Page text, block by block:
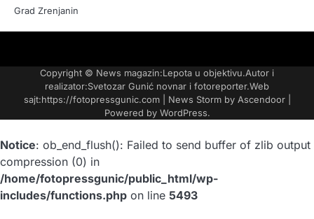
Grad Zrenjanin
VESTI
REKLAME
NAMA
Copyright © News magazin:Lepota u objektivu.Autor i
realizator:Svetozar Gunić novnar i fotoreporter.Web
sajt:https://fotopressgunic.com | News Storm by Ascendoor|
Powered by WordPress.
Notice: ob_end_flush(): Failed to send buffer of zlib output
compression (0) in
/home/fotopressgunic/public_html/wp-
includes/functions.php on line 5493